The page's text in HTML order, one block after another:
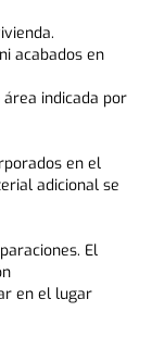
acabados en
indicada por
en el
adicional se
El
en el lugar